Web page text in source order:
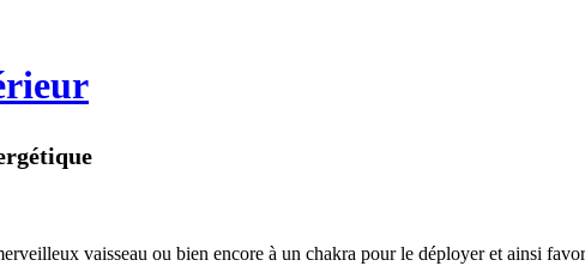
vaisseau ou bien encore à un chakra pour le déployer et ainsi